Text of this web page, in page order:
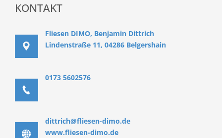
KONTAKT
Fliesen DIMO, Benjamin Dittrich
Lindenstraße 11, 04286 Belgershain
0173 5602576
dittrich@fliesen-dimo.de
www.fliesen-dimo.de